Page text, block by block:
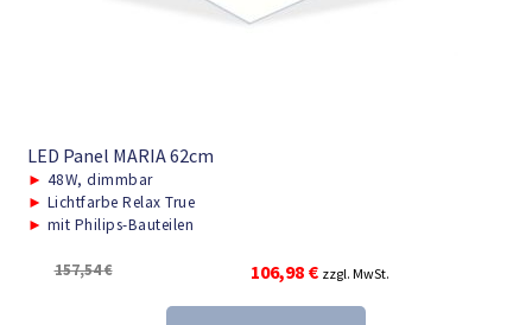
LED Panel MARIA 62cm
► 48W, dimmbar
► Lichtfarbe Relax True
► mit Philips-Bauteilen
157,54€
Ursprünglicher
Preis
106,98 €Aktueller
Preis
zzgl. MwSt.